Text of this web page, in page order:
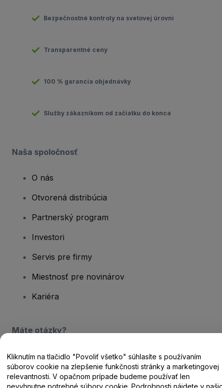
Bezpečnostné kontroly na svetovej úrovni
Transparentné ceny
100 % garancia objednávky
Služby zákazníkom od začiatku do konca
Naša spoločnosť
O nás
Otvorená distribúcia
Partnerský program
Investori
Servis pre firmy
Miestnosť pre novinárov
Kariéra
Máte otázky?
Centrum pomoci / Kontaktujte nás
Kliknutím na tlačidlo "Povoliť všetko" súhlasíte s používaním
súborov cookie na zlepšenie funkčnosti stránky a marketingovej
relevantnosti. V opačnom prípade budeme používať len
nevyhnutne potrebné súbory cookie. Podrobnosti nájdete v